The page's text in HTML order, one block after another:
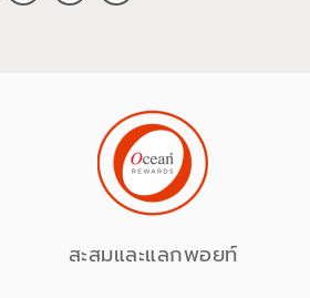
สะสมและแลกพอยท์